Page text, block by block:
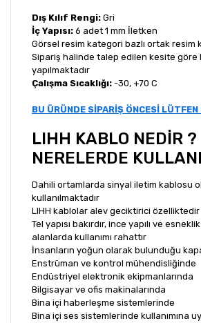
Dış Kılıf Rengi: Gri
İç Yapısı: 6 adet 1 mm İletken
Görsel resim kategori bazlı ortak resim
Sipariş halinde talep edilen kesite göre
yapılmaktadır
Çalışma Sıcaklığı: -30, +70 C
BU ÜRÜNDE SİPARİŞ ÖNCESİ
LIHH KABLO NEDİR ?
NERELERDE
Dahili ortamlarda sinyal iletim kablosu
kullanılmaktadır
LIHH kablolar alev geciktirici özelliktedir
Tel yapısı bakırdır, ince yapılı ve
alanlarda kullanımı rahattır
İnsanların yoğun olarak bulunduğu
Enstrüman ve kontrol mühendisliğinde
Endüstriyel elektronik ekipmanlarında
Bilgisayar ve ofis makinalarında
Bina içi haberleşme sistemlerinde
Bina içi ses sistemlerinde kullanımına